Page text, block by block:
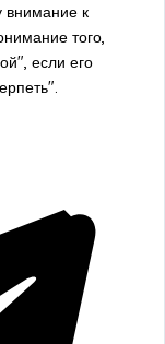
внимание к
того,
если его